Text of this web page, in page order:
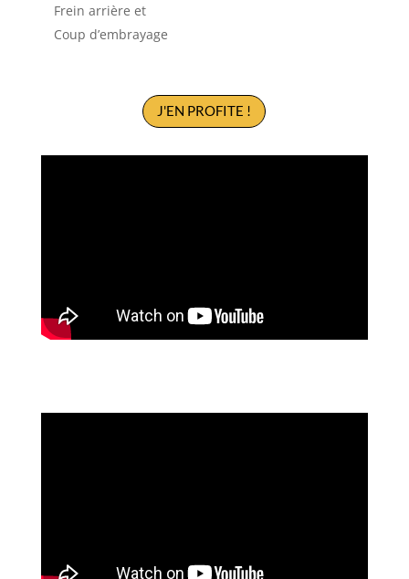
Frein arrière et
Coup d’embrayage
J'EN PROFITE !